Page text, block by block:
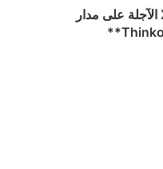
**شواب تطلق تداول عقود XRP الآجلة على مدار